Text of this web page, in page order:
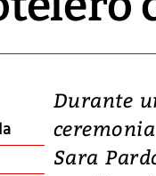
Durante
Sara